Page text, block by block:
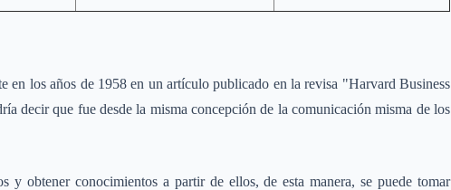
en los años de 1958 en un artículo publicado en la revisa "Harvard Business
decir que fue desde la misma concepción de la comunicación misma de los
y obtener conocimientos a partir de ellos, de esta manera, se puede tomar